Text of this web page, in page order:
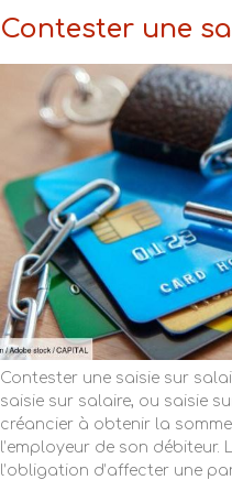
Contester une
Contester une saisie sur
saisie sur salaire, ou saisie
créancier à obtenir la
l’employeur de son débiteur.
l’obligation d’affecter une